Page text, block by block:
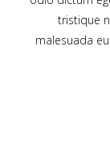
tristique
malesuada